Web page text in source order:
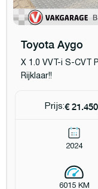
Toyota Aygo
X 1.0 VVT-i S-CVT
Rijklaar!!
Prijs:€
2024
6015 KM